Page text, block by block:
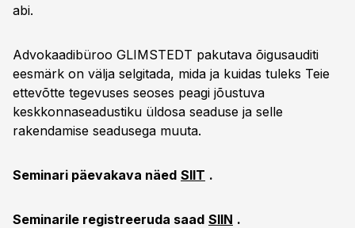
abi.
Advokaadibüroo GLIMSTEDT pakutava õigusauditi
eesmärk on välja selgitada, mida ja kuidas tuleks Teie
ettevõtte tegevuses seoses peagi jõustuva
keskkonnaseadustiku üldosa seaduse ja selle
rakendamise seadusega muuta.
Seminari päevakava näed SIIT .
Seminarile registreeruda saad SIIN .